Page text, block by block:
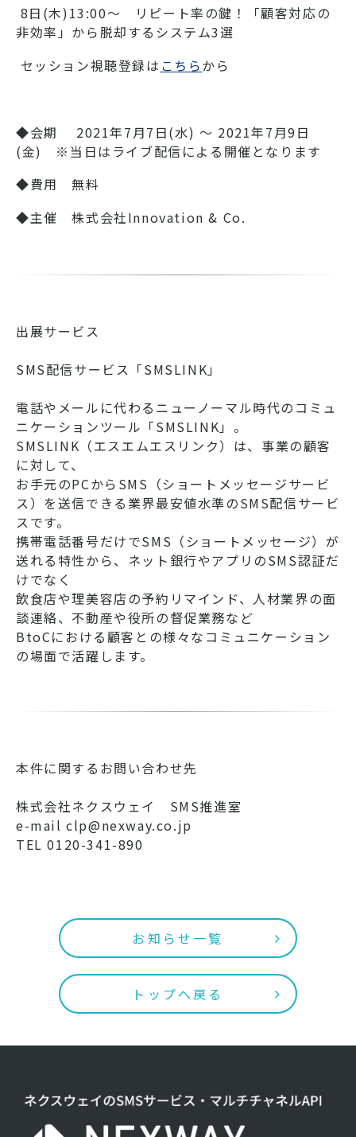
8日(木)13:00〜 リピート率の鍵！「顧客対応の
非効率」から脱却するシステム3選
セッション視聴登録は こちらから
◆会期 2021年7月7日(水) ～ 2021年7月9日
(金) ※当日はライブ配信による開催となります
◆費用 無料
◆主催 株式会社Innovation & Co.
出展サービス
SMS配信サービス「SMSLINK」
電話やメールに代わるニューノーマル時代のコミュ
ニケーションツール「SMSLINK」。
SMSLINK（エスエムエスリンク）は、事業の顧客
に対して、
お手元のPCからSMS（ショートメッセージサービ
ス）を送信できる業界最安値水準のSMS配信サービ
スです。
携帯電話番号だけでSMS（ショートメッセージ）が
送れる特性から、ネット銀行やアプリのSMS認証だ
けでなく
飲食店や理美容店の予約リマインド、人材業界の面
談連絡、不動産や役所の督促業務など
BtoCにおける顧客との様々なコミュニケーション
の場面で活躍します。
本件に関するお問い合わせ先
株式会社ネクスウェイ SMS推進室
e-mail clp@nexway.co.jp
TEL 0120-341-890
お知らせ一覧
トップへ戻る